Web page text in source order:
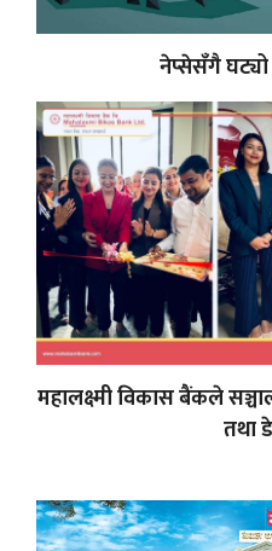
नेप्सेसँगै घट्यो
महालक्ष्मी विकास बैंकले
तथा